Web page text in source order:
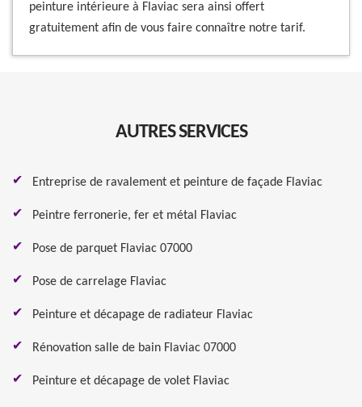
peinture intérieure à Flaviac sera ainsi offert
gratuitement afin de vous faire connaître notre tarif.
AUTRES SERVICES
Entreprise de ravalement et peinture de façade Flaviac
Peintre ferronerie, fer et métal Flaviac
Pose de parquet Flaviac 07000
Pose de carrelage Flaviac
Peinture et décapage de radiateur Flaviac
Rénovation salle de bain Flaviac 07000
Peinture et décapage de volet Flaviac